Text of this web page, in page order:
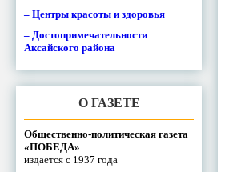
– Центры красоты и здоровья
– Достопримечательности
Аксайского района
О ГАЗЕТЕ
Общественно-политическая газета
«ПОБЕДА»
издается с 1937 года